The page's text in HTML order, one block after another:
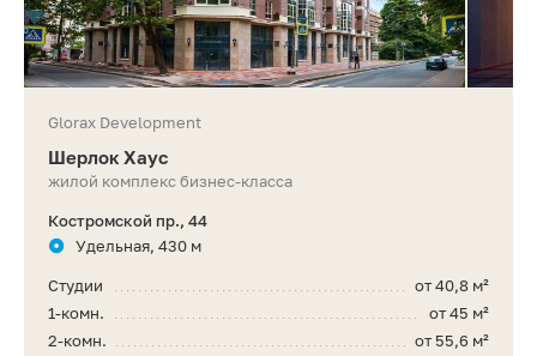
Glorax Development
Шерлок Хаус
жилой комплекс бизнес-класса
Костромской пр., 44
Удельная, 430 м
от 40,8 м²
Студии
от 45 м²
1-комн.
от 55,6 м²
2-комн.